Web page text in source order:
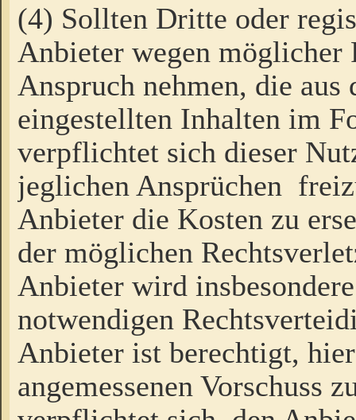
(4) Sollten Dritte oder
Anbieter wegen möglicher
Anspruch nehmen, die
eingestellten Inhalten im
verpflichtet sich dieser
jeglichen Ansprüchen
Anbieter die Kosten zu
der möglichen
Anbieter wird
notwendigen
Anbieter ist berechtigt,
angemessenen Vorschuss